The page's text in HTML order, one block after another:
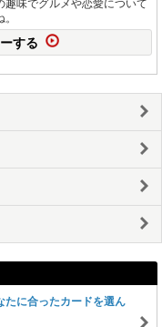
する
たに合ったカードを選ん